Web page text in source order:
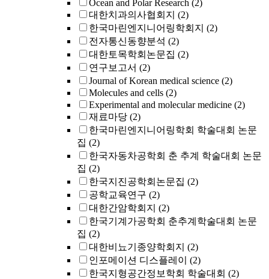
Ocean and Polar Research (2)
대한치과의사협회지 (2)
한국마린엔지니어링학회지 (2)
전자통신동향분석 (2)
대한토목학회논문집 (2)
연구보고서 (2)
Journal of Korean medical science (2)
Molecules and cells (2)
Experimental and molecular medicine (2)
재료마당 (2)
한국마린엔지니어링학회 학술대회 논문
집 (2)
한국자동차공학회 춘 추계 학술대회 논문
집 (2)
한국지진공학회논문집 (2)
공학교육연구 (2)
대한간암학회지 (2)
한국기계가공학회 춘추계학술대회 논문
집 (2)
대한비뇨기종양학회지 (2)
인포메이션 디스플레이
(2)
한국지형공간정보학회 학술대회 (2)